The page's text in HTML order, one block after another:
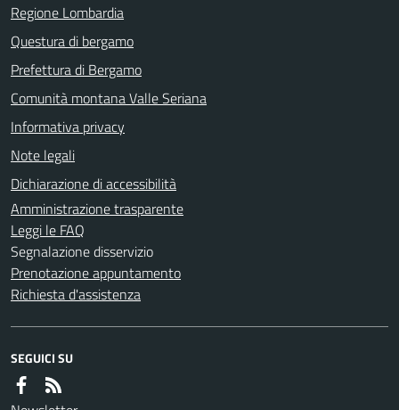
Regione Lombardia
Questura di bergamo
Prefettura di Bergamo
Comunità montana Valle Seriana
Informativa privacy
Note legali
Dichiarazione di accessibilità
Amministrazione trasparente
Leggi le FAQ
Segnalazione disservizio
Prenotazione appuntamento
Richiesta d'assistenza
SEGUICI SU